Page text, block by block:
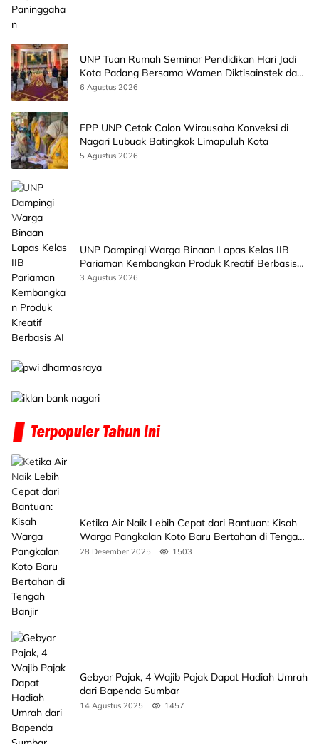
UNP Tuan Rumah Seminar Pendidikan Hari Jadi
Kota Padang Bersama Wamen Diktisainstek dan
CEO EMGS Malaysia
6 Agustus 2026
FPP UNP Cetak Calon Wirausaha Konveksi di
Nagari Lubuak Batingkok Limapuluh Kota
5 Agustus 2026
UNP Dampingi Warga Binaan Lapas Kelas IIB
Pariaman Kembangkan Produk Kreatif Berbasis
AI
3 Agustus 2026
Ketika Air Naik Lebih Cepat dari Bantuan: Kisah
Warga Pangkalan Koto Baru Bertahan di Tengah
Banjir
28 Desember 2025 1503
Gebyar Pajak, 4 Wajib Pajak Dapat Hadiah Umrah
dari Bapenda Sumbar
14 Agustus 2025 1457